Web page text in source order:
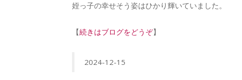
姪っ子の幸せそう姿はひかり輝いていました。
【続きはブログをどうぞ】
2024-12-15